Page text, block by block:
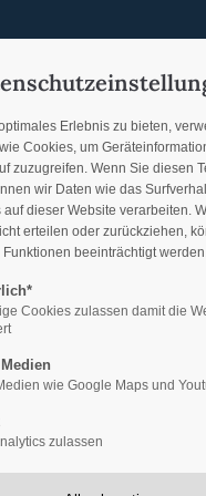
your password?
LEADER-Gebiet
Erlebnis zu bieten,
Cookies, um
zuzugreifen. Wenn Sie diesen
wir Daten wie das
dieser Website verarbeiten.
erteilen oder zurückziehen,
Funktionen beeinträchtigt
Cookies zulassen damit die
wie Google Maps und
zulassen